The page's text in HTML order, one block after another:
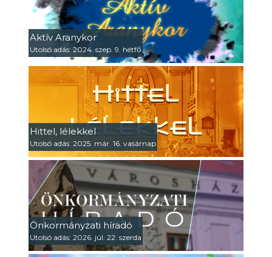
Aktív Aranykor
Utolsó adás: 2024. szep. 9. hétfő
Hittel, lélekkel
Utolsó adás: 2025. már. 16. vasárnap
Önkormányzati híradó
Utolsó adás: 2026. júl. 22. szerda